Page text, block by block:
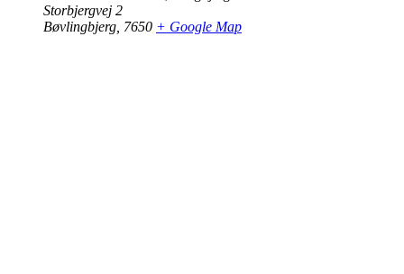
Storbjergvej 2
Bøvlingbjerg 7650 + Google Map